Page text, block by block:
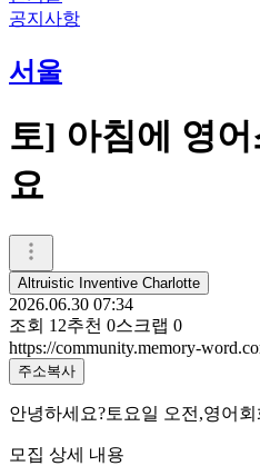
공지사항
서울
토] 아침에 영
요
Altruistic Inventive Charlotte
2026.06.30 07:34
조회 12추천 0스크랩 0
https://community.memory-
주소복사
안녕하세요?토요일 오전,영어
모집 상세 내용